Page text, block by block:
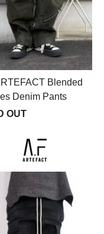
Blended
Denim Pants
OUT